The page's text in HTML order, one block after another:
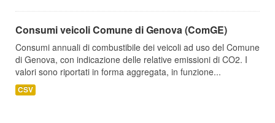
Consumi veicoli Comune di Genova (ComGE)
Consumi annuali di combustibile dei veicoli ad uso del Comune
di Genova, con indicazione delle relative emissioni di CO2. I
valori sono riportati in forma aggregata, in funzione...
CSV